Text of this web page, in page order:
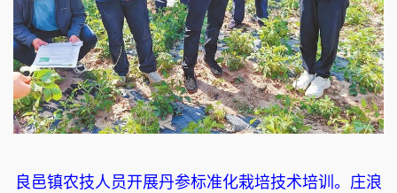
良邑镇农技人员开展丹参标准化栽培技术培训。庄浪